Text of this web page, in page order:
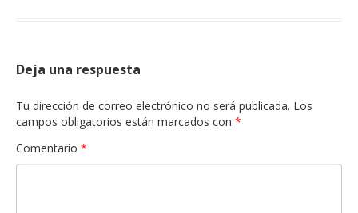
Deja una respuesta
Tu dirección de correo electrónico no será publicada. Los
campos obligatorios están marcados con *
Comentario *